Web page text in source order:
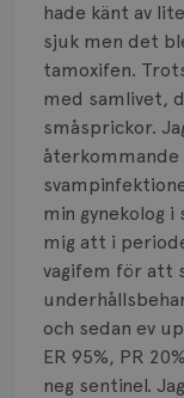
hade känt av
sjuk men det
tamoxifen.
med samlivet,
småsprickor.
återkommande
min gynekolog
mig att i
vagifem för att
och sedan ev
ER 95%, PR
neg sentinel.
Bröstvårta
Knöl
Läkemedel
Typ av
Smärta
Prognos
Risker
Spridd